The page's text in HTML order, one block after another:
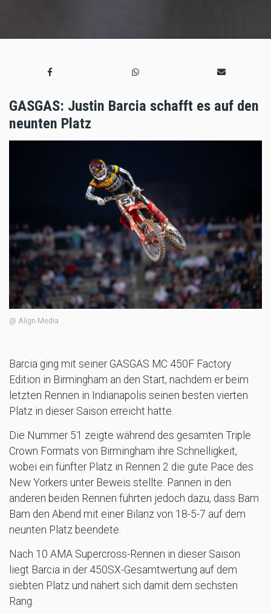
GASGAS: Justin Barcia schafft es auf den
neunten Platz
@ Align Media
Barcia ging mit seiner GASGAS MC 450F Factory
Edition in Birmingham an den Start, nachdem er beim
letzten Rennen in Indianapolis seinen besten vierten
Platz in dieser Saison erreicht hatte.
Die Nummer 51 zeigte während des gesamten Triple
Crown Formats von Birmingham ihre Schnelligkeit,
wobei ein fünfter Platz in Rennen 2 die gute Pace des
New Yorkers unter Beweis stellte. Pannen in den
anderen beiden Rennen führten jedoch dazu, dass Bam
Bam den Abend mit einer Bilanz von 18-5-7 auf dem
neunten Platz beendete.
Nach 10 AMA Supercross-Rennen in dieser Saison
liegt Barcia in der 450SX-Gesamtwertung auf dem
siebten Platz und nähert sich damit dem sechsten
Rang.